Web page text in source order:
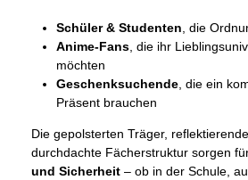
Schüler & Studenten, die
Anime-Fans, die ihr
möchten
Geschenksuchende, die ein
Präsent brauchen
Die gepolsterten Träger,
durchdachte Fächerstruktur sorgen
und Sicherheit – ob in der Schule,